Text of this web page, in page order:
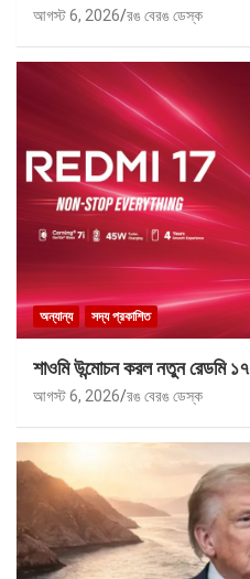
আগস্ট 6, 2026 রঙ বেরঙ ডেস্ক
অন্যান্য সদ্য প্রকাশিত
শাওমি উন্মোচন করল নতুন রেডমি ১৭
আগস্ট 6, 2026 রঙ বেরঙ ডেস্ক